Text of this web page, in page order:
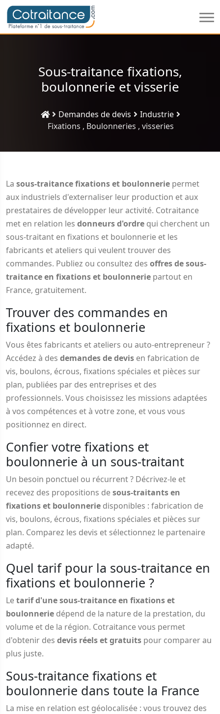
Sous-traitance fixations,
boulonnerie et visserie
Demandes de devis
Industrie
Fixations , Boulonneries , visseries
La sous-traitance fixations et boulonnerie permet
aux industriels d'externaliser leur production et aux
prestataires de développer leur activité. Cotraitance
met en relation les donneurs d'ordre qui cherchent un
sous-traitant en fixations et boulonnerie et les
fabricants et ateliers qui veulent trouver des
commandes. Publiez ou consultez des offres de sous-
traitance en fixations et boulonnerie partout en
France, gratuitement.
Trouver des commandes en
fixations et boulonnerie
Vous êtes fabricants et ateliers ou auto-entrepreneur ?
Accédez à des demandes de devis en fabrication de
vis, boulons, écrous, fixations spéciales et pièces sur
plan, publiées par des entreprises et des
professionnels. Vous choisissez les missions adaptées
à vos compétences et à votre zone, et vous vous
positionnez en direct.
Confier votre fixations et
boulonnerie à un sous-traitant
Un besoin ponctuel ou récurrent ? Décrivez-le et
recevez des propositions desous-traitants en
fixations et boulonnerie disponibles : fabrication de
vis, boulons, écrous, fixations spéciales et pièces sur
plan. Comparez les devis et sélectionnez le partenaire
adapté.
Quel tarif pour la sous-traitance en
fixations et boulonnerie ?
Letarif d'une sous-traitance en fixations et
boulonnerie dépend de la nature de la prestation, du
volume et de la région. Cotraitance vous permet
d'obtenir des devis réels et gratuits pour comparer au
plus juste.
Sous-traitance fixations et
boulonnerie dans toute la France
La mise en relation est géolocalisée : vous trouvez des